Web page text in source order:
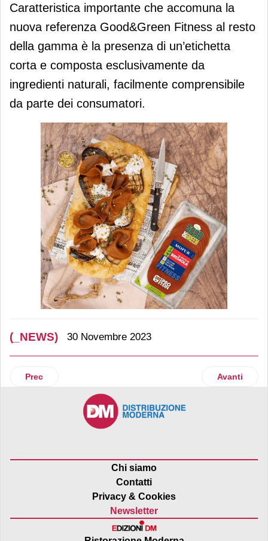
Caratteristica importante che accomuna la
nuova referenza Good&Green Fitness al resto
della gamma è la presenza di un’etichetta
corta e composta esclusivamente da
ingredienti naturali, facilmente comprensibile
da parte dei consumatori.
(_NEWS) 30 Novembre 2023
Articolo precedente: Lg Electronics annuncia una nuova
Prec Articolo
Avanti
Chi siamo
Contatti
Privacy & Cookies
Newsletter